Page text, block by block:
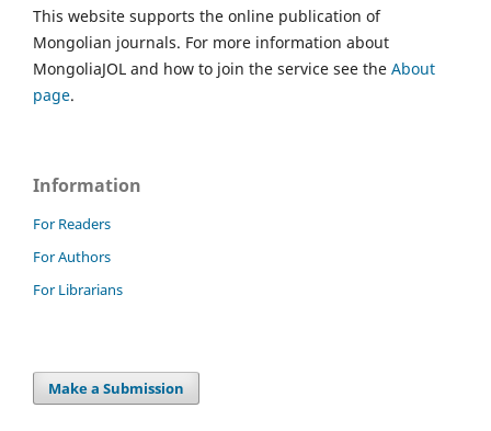
This website supports the online publication of
Mongolian journals. For more information about
MongoliaJOL and how to join the service see the About
page.
Information
For Readers
For Authors
For Librarians
Make a Submission